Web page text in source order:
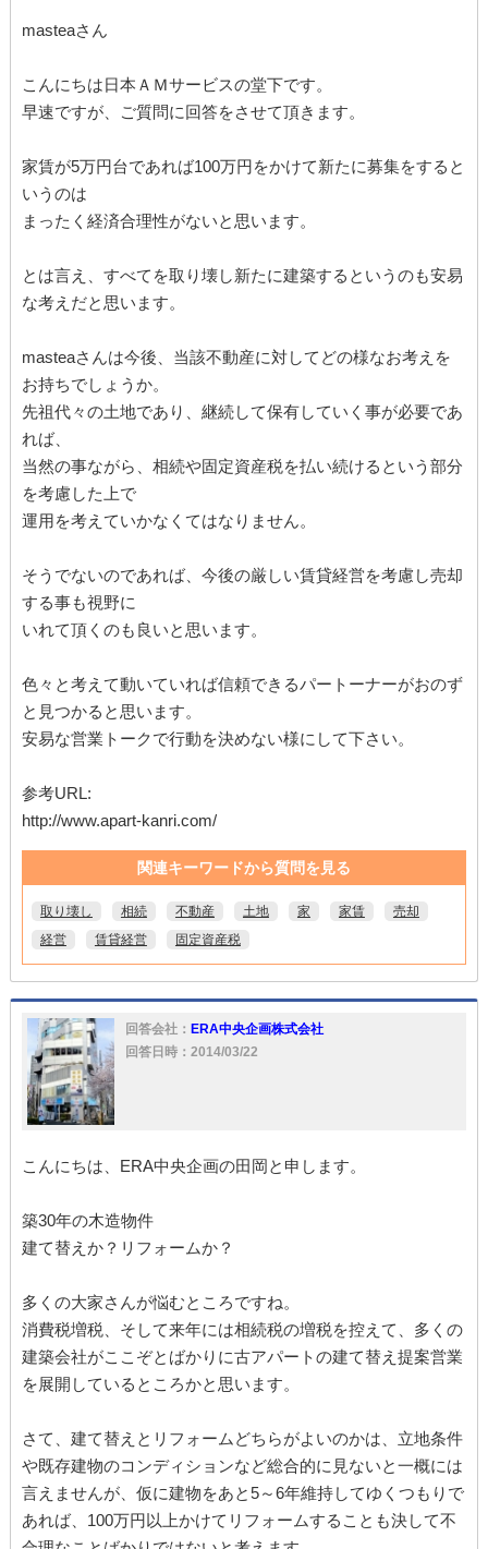
masteaさん
こんにちは日本ＡＭサービスの堂下です。
早速ですが、ご質問に回答をさせて頂きます。
家賃が5万円台であれば100万円をかけて新たに募集をすると
いうのは
まったく経済合理性がないと思います。
とは言え、すべてを取り壊し新たに建築するというのも安易
な考えだと思います。
masteaさんは今後、当該不動産に対してどの様なお考えを
お持ちでしょうか。
先祖代々の土地であり、継続して保有していく事が必要であ
れば、
当然の事ながら、相続や固定資産税を払い続けるという部分
を考慮した上で
運用を考えていかなくてはなりません。
そうでないのであれば、今後の厳しい賃貸経営を考慮し売却
する事も視野に
いれて頂くのも良いと思います。
色々と考えて動いていれば信頼できるパートーナーがおのず
と見つかると思います。
安易な営業トークで行動を決めない様にして下さい。
参考URL:
http://www.apart-kanri.com/
関連キーワードから質問を見る
取り壊し 相続 不動産 土地 家 家賃
売却
経営
賃貸経営 固定資産税
回答会社： ERA中央企画株式会社
回答日時：2014/03/22
こんにちは、ERA中央企画の田岡と申します。
築30年の木造物件
建て替えか？リフォームか？
多くの大家さんが悩むところですね。
消費税増税、そして来年には相続税の増税を控えて、多くの
建築会社がここぞとばかりに古アパートの建て替え提案営業
を展開しているところかと思います。
さて、建て替えとリフォームどちらがよいのかは、立地条件
や既存建物のコンディションなど総合的に見ないと一概には
言えませんが、仮に建物をあと5～6年維持してゆくつもりで
あれば、100万円以上かけてリフォームすることも決して不